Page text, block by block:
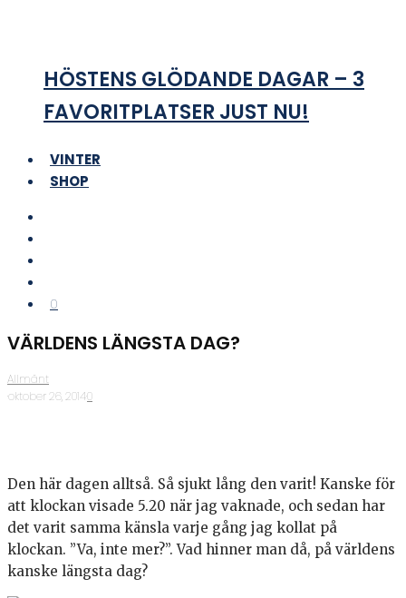
HÖSTENS GLÖDANDE DAGAR – 3
FAVORITPLATSER JUST NU!
VINTER
SHOP
0
VÄRLDENS LÄNGSTA DAG?
Allmänt
·oktober 26, 2014·0
Den här dagen alltså. Så sjukt lång den varit! Kanske för
att klockan visade 5.20 när jag vaknade, och sedan har
det varit samma känsla varje gång jag kollat på
klockan. ”Va, inte mer?”. Vad hinner man då, på världens
kanske längsta dag?